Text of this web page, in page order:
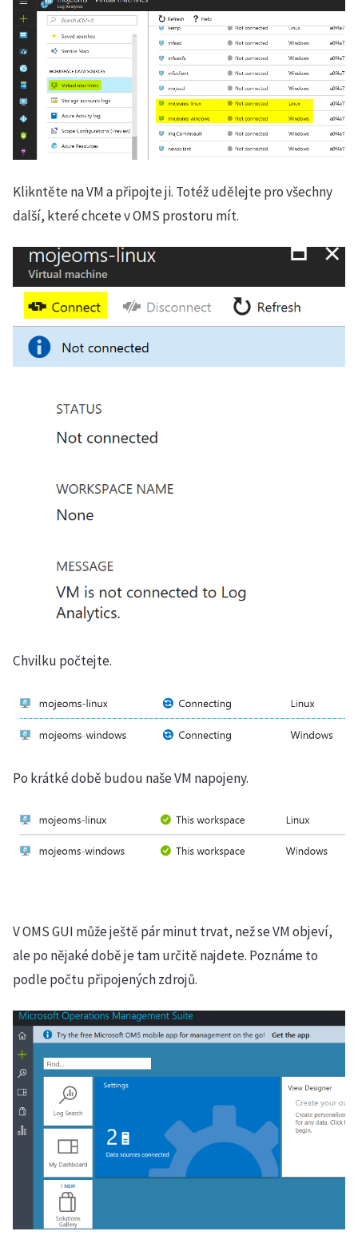
Klikntěte na VM a připojte ji. Totéž udělejte pro všechny
další, které chcete v OMS prostoru mít.
Chvilku počtejte.
Po krátké době budou naše VM napojeny.
V OMS GUI může ještě pár minut trvat, než se VM objeví,
ale po nějaké době je tam určitě najdete. Poznáme to
podle počtu připojených zdrojů.